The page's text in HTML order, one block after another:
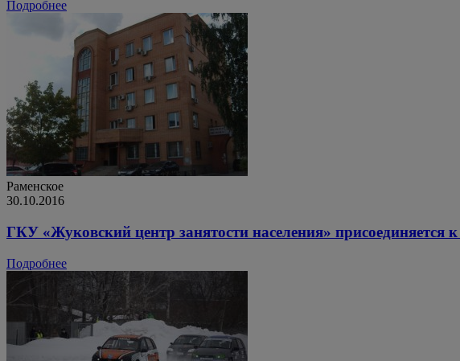
Подробнее
Раменское
30.10.2016
ГКУ «Жуковский центр занятости населения» присоединяется
Подробнее